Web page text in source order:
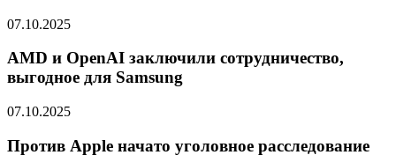
07.10.2025
AMD и OpenAI заключили сотрудничество,
выгодное для Samsung
07.10.2025
Против Apple начато уголовное расследование